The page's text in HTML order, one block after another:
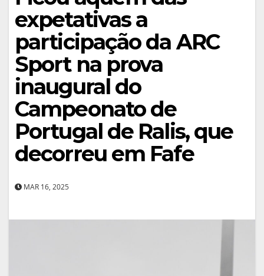
expetativas a
participação da ARC
Sport na prova
inaugural do
Campeonato de
Portugal de Ralis, que
decorreu em Fafe
MAR 16, 2025